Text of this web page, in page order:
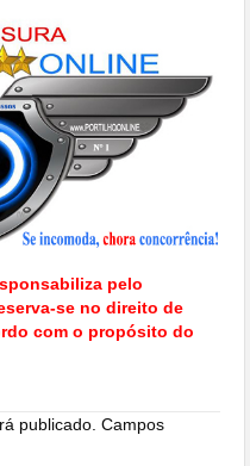
pelo
se no direito de
com o propósito do
publicado. Campos